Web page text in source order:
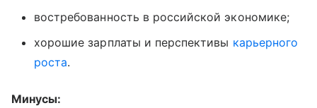
востребованность в российской экономике;
хорошие зарплаты и перспективы карьерного
роста.
Минусы: